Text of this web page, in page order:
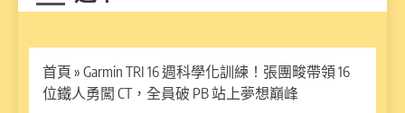
首頁 » Garmin TRI 16 週科學化訓練！張團畯帶領 16
位鐵人勇闖 CT，全員破 PB 站上夢想巔峰